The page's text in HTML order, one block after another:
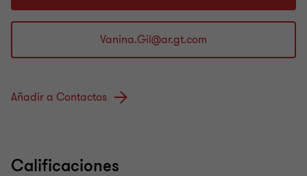
Añadir a Contactos
Calificaciones